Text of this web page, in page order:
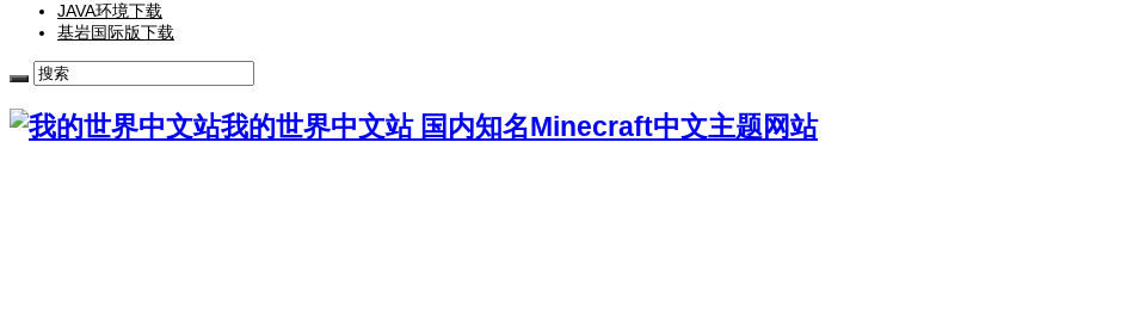
JAVA环境下载
基岩国际版下载
我的世界中文站 国内知名Minecraft中文主题网站